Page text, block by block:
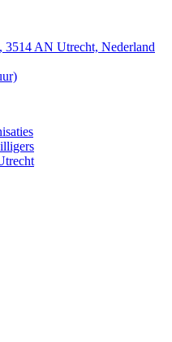
3514 AN Utrecht, Nederland